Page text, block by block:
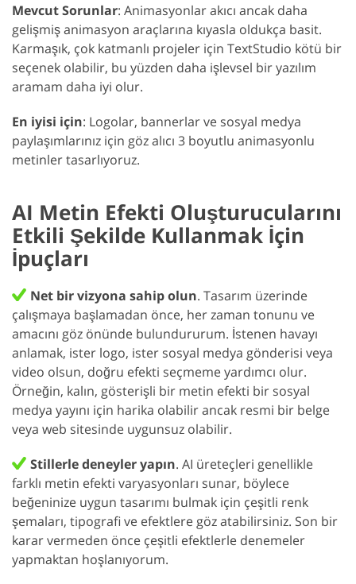
Mevcut Sorunlar: Animasyonlar akıcı ancak daha
gelişmiş animasyon araçlarına kıyasla oldukça basit.
Karmaşık, çok katmanlı projeler için TextStudio kötü bir
seçenek olabilir, bu yüzden daha işlevsel bir yazılım
aramam daha iyi olur.
En iyisi için: Logolar, bannerlar ve sosyal medya
paylaşımlarınız için göz alıcı 3 boyutlu animasyonlu
metinler tasarlıyoruz.
AI Metin Efekti Oluşturucularını
Etkili Şekilde Kullanmak İçin
İpuçları
Net bir vizyona sahip olun. Tasarım üzerinde
çalışmaya başlamadan önce, her zaman tonunu ve
amacını göz önünde bulundururum. İstenen havayı
anlamak, ister logo, ister sosyal medya gönderisi veya
video olsun, doğru efekti seçmeme yardımcı olur.
Örneğin, kalın, gösterişli bir metin efekti bir sosyal
medya yayını için harika olabilir ancak resmi bir belge
veya web sitesinde uygunsuz olabilir.
Stillerle deneyler yapın. AI üreteçleri genellikle
farklı metin efekti varyasyonları sunar, böylece
beğeninize uygun tasarımı bulmak için çeşitli renk
şemaları, tipografi ve efektlere göz atabilirsiniz. Son bir
karar vermeden önce çeşitli efektlerle denemeler
yapmaktan hoşlanıyorum.